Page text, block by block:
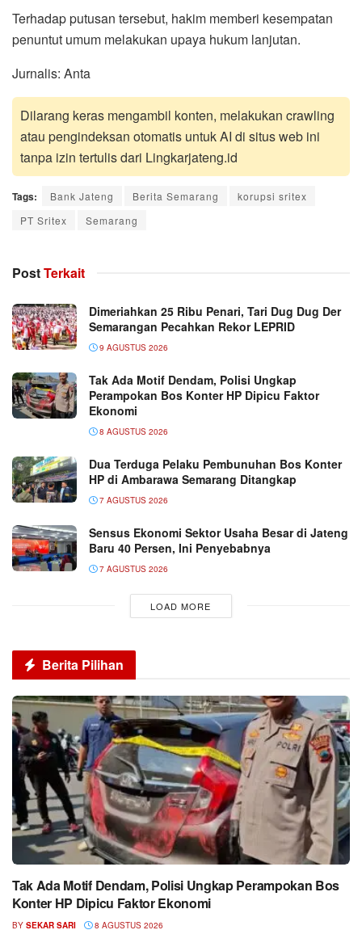
Terhadap putusan tersebut, hakim memberi kesempatan
penuntut umum melakukan upaya hukum lanjutan.
Jurnalis: Anta
Dilarang keras mengambil konten, melakukan crawling
atau pengindeksan otomatis untuk AI di situs web ini
tanpa izin tertulis dari Lingkarjateng.id
Tags: Bank Jateng Berita Semarang
korupsi sritex
PT Sritex
Semarang
PostTerkait
Dimeriahkan 25 Ribu Penari, Tari Dug Dug Der
Semarangan Pecahkan Rekor LEPRID
9 AGUSTUS 2026
Tak Ada Motif Dendam, Polisi Ungkap
Perampokan Bos Konter HP Dipicu Faktor
Ekonomi
8 AGUSTUS 2026
Dua Terduga Pelaku Pembunuhan Bos Konter
HP di Ambarawa Semarang Ditangkap
7 AGUSTUS 2026
Sensus Ekonomi Sektor Usaha Besar di Jateng
Baru 40 Persen, Ini Penyebabnya
7 AGUSTUS 2026
LOAD MORE
Berita Pilihan
Tak Ada Motif Dendam, Polisi Ungkap Perampokan Bos
Konter HP Dipicu Faktor Ekonomi
BY SEKAR SARI 8 AGUSTUS 2026